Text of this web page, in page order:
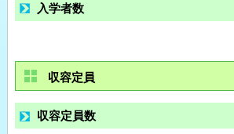
入学者数
収容定員
収容定員数